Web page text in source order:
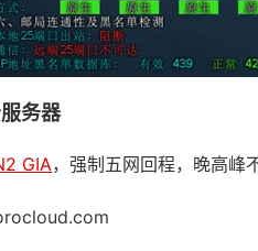
务器
GIA，强制五网回程，晚高峰